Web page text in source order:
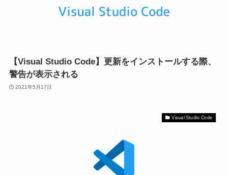
【Visual Studio Code】更新をインストールする際、
警告が表示される
2021年5月17日
Visual Studio Code